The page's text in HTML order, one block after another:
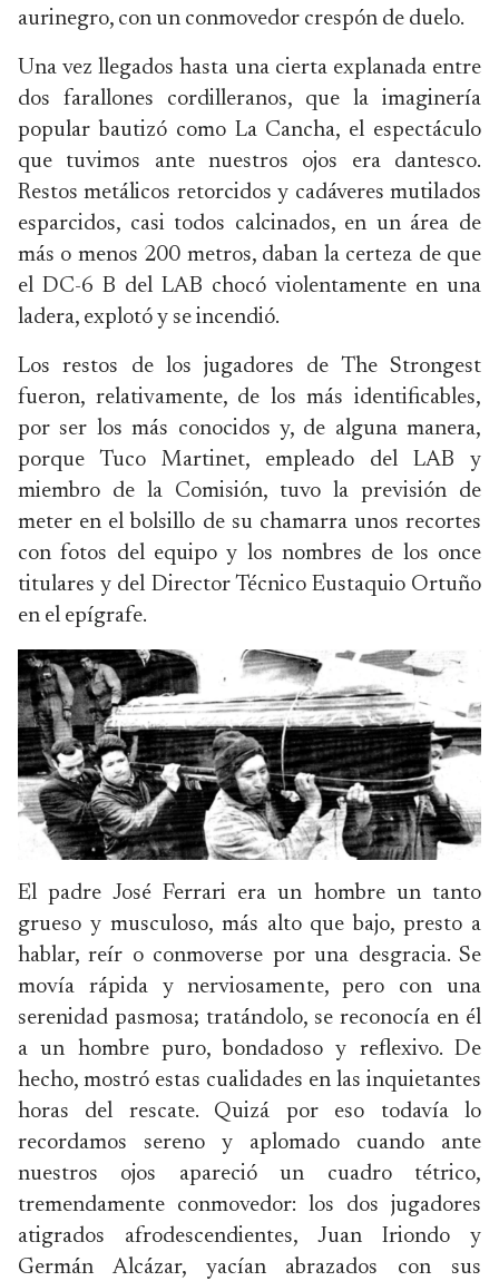
aurinegro, con un conmovedor crespón de duelo.
Una vez llegados hasta una cierta explanada entre
dos farallones cordilleranos, que la imaginería
popular bautizó como La Cancha, el espectáculo
que tuvimos ante nuestros ojos era dantesco.
Restos metálicos retorcidos y cadáveres mutilados
esparcidos, casi todos calcinados, en un área de
más o menos 200 metros, daban la certeza de que
el DC-6 B del LAB chocó violentamente en una
ladera, explotó y se incendió.
Los restos de los jugadores de The Strongest
fueron, relativamente, de los más identificables,
por ser los más conocidos y, de alguna manera,
porque Tuco Martinet, empleado del LAB y
miembro de la Comisión, tuvo la previsión de
meter en el bolsillo de su chamarra unos recortes
con fotos del equipo y los nombres de los once
titulares y del Director Técnico Eustaquio Ortuño
en el epígrafe.
El padre José Ferrari era un hombre un tanto
grueso y musculoso, más alto que bajo, presto a
hablar, reír o conmoverse por una desgracia. Se
movía rápida y nerviosamente, pero con una
serenidad pasmosa; tratándolo, se reconocía en él
a un hombre puro, bondadoso y reflexivo. De
hecho, mostró estas cualidades en las inquietantes
horas del rescate. Quizá por eso todavía lo
recordamos sereno y aplomado cuando ante
nuestros ojos apareció un cuadro tétrico,
tremendamente conmovedor: los dos jugadores
atigrados afrodescendientes, Juan Iriondo y
Germán Alcázar, yacían abrazados con sus